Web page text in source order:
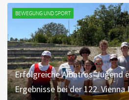
BEWEGUNG UND SPORT
Erfolgreiche Albatros-Jugend
Ergebnisse bei der 122.